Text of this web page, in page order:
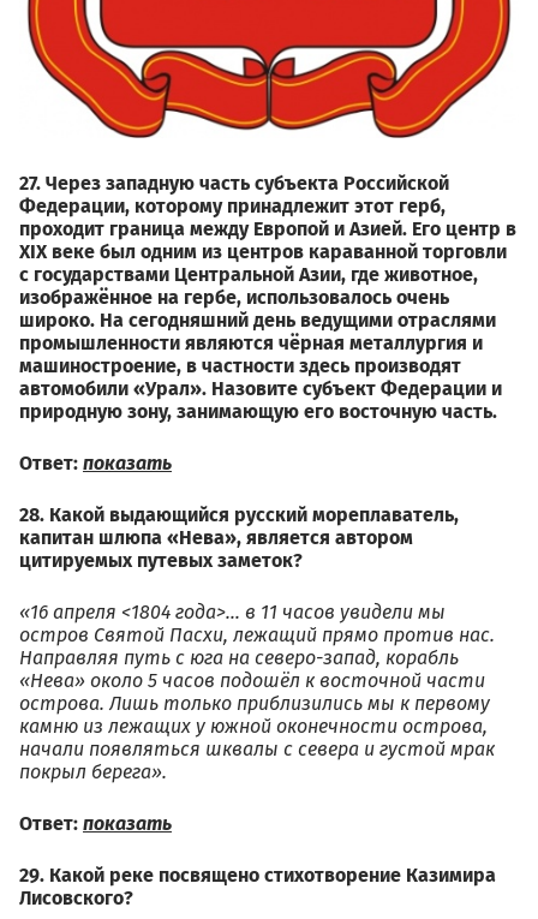
27. Через западную часть субъекта Российской
Федерации, которому принадлежит этот герб,
проходит граница между Европой и Азией. Его центр в
XIX веке был одним из центров караванной торговли
с государствами Центральной Азии, где животное,
изображённое на гербе, использовалось очень
широко. На сегодняшний день ведущими отраслями
промышленности являются чёрная металлургия и
машиностроение, в частности здесь производят
автомобили «Урал». Назовите субъект Федерации и
природную зону, занимающую его восточную часть.
Ответ: показать
28. Какой выдающийся русский мореплаватель,
капитан шлюпа «Нева», является автором
цитируемых путевых заметок?
«16 апреля <1804 года>… в 11 часов увидели мы
остров Святой Пасхи, лежащий прямо против нас.
Направляя путь с юга на северо-запад, корабль
«Нева» около 5 часов подошёл к восточной части
острова. Лишь только приблизились мы к первому
камню из лежащих у южной оконечности острова,
начали появляться шквалы с севера и густой мрак
покрыл берега».
Ответ: показать
29. Какой реке посвящено стихотворение Казимира
Лисовского?